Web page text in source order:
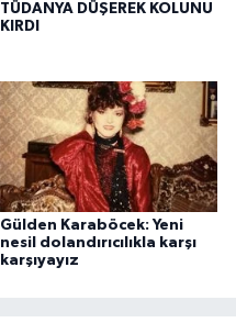
TÜDANYA DÜŞEREK KOLUNU
KIRDI
Gülden Karaböcek: Yeni
nesil dolandırıcılıkla karşı
karşıyayız